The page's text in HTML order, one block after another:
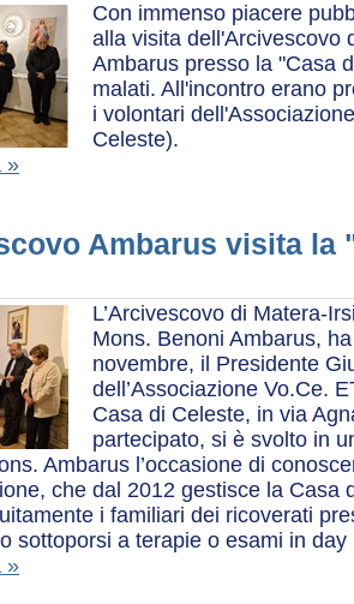
Con immenso piacere
alla visita dell'Arcivescovo
Ambarus presso la "Casa
malati. All'incontro erano
i volontari
Celeste).
»
Ambarus visita la
L’Arcivescovo di Matera-
Mons. Benoni Ambarus,
novembre, il Presidente
dell’Associazione Vo.Ce.
Casa di Celeste, in via
partecipato, si è svolto in
Ambarus l’occasione di
che dal 2012 gestisce la Casa
i familiari dei ricoverati
sottoporsi a terapie o esami in day
»